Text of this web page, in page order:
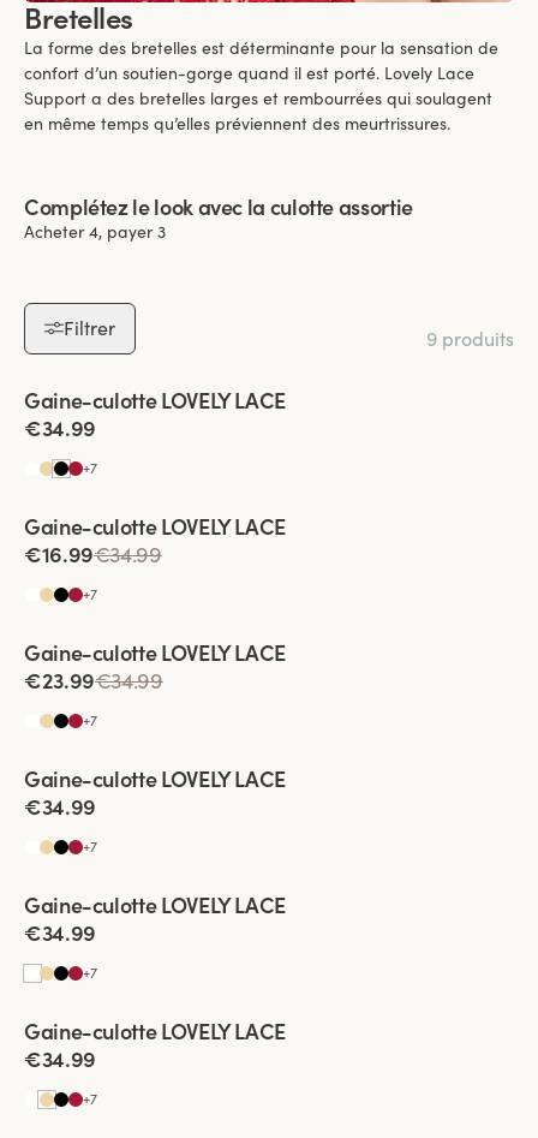
Bretelles
La forme des bretelles est déterminante pour la sensation de
confort d’un soutien-gorge quand il est porté. Lovely Lace
Support a des bretelles larges et rembourrées qui soulagent
en même temps qu’elles préviennent des meurtrissures.
Complétez le look avec la culotte assortie
Acheter 4, payer 3
Filtrer
9 produits
4 pour 3
Gaine-culotte LOVELY LACE
€34.99
+7
4 pour 3
Gaine-culotte LOVELY LACE
€16.99€34.99
+7
4 pour 3
Gaine-culotte LOVELY LACE
€23.99€34.99
+7
4 pour 3
Gaine-culotte LOVELY LACE
€34.99
+7
4 pour 3
Gaine-culotte LOVELY LACE
€34.99
+7
4 pour 3
Gaine-culotte LOVELY LACE
€34.99
+7